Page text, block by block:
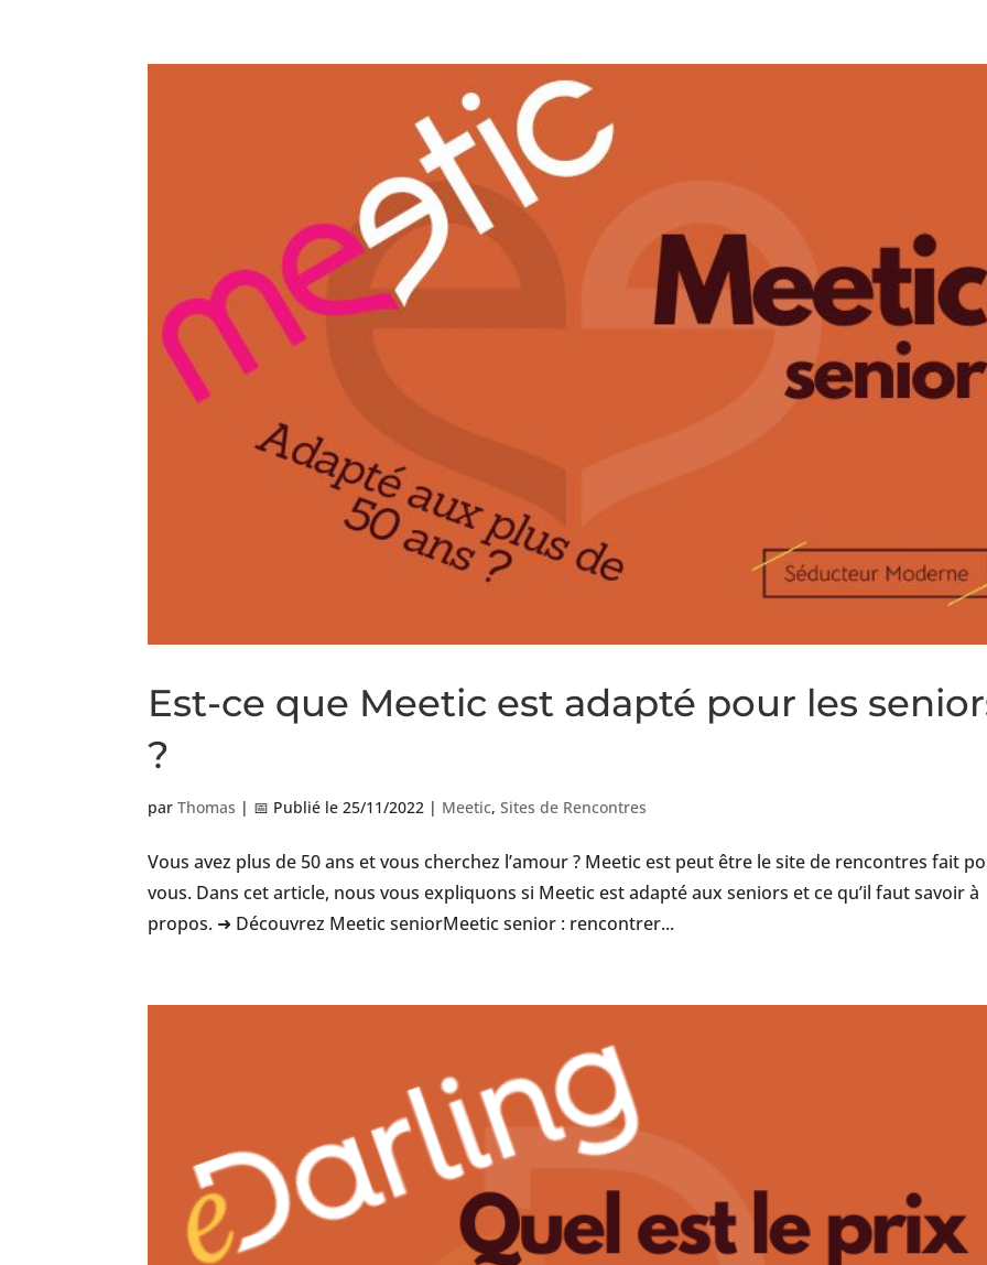
Est-ce que Meetic est adapté pour les
?
parThomas | 📅 Publié le 25/11/2022 | Meetic,Sites de Rencontres
Vous avez plus de 50 ans et vous cherchez l’amour ? Meetic est peut être le site de rencontres fait
vous. Dans cet article, nous vous expliquons si Meetic est adapté aux seniors et ce qu’il faut savoir à
propos. ➜ Découvrez Meetic seniorMeetic senior : rencontrer...